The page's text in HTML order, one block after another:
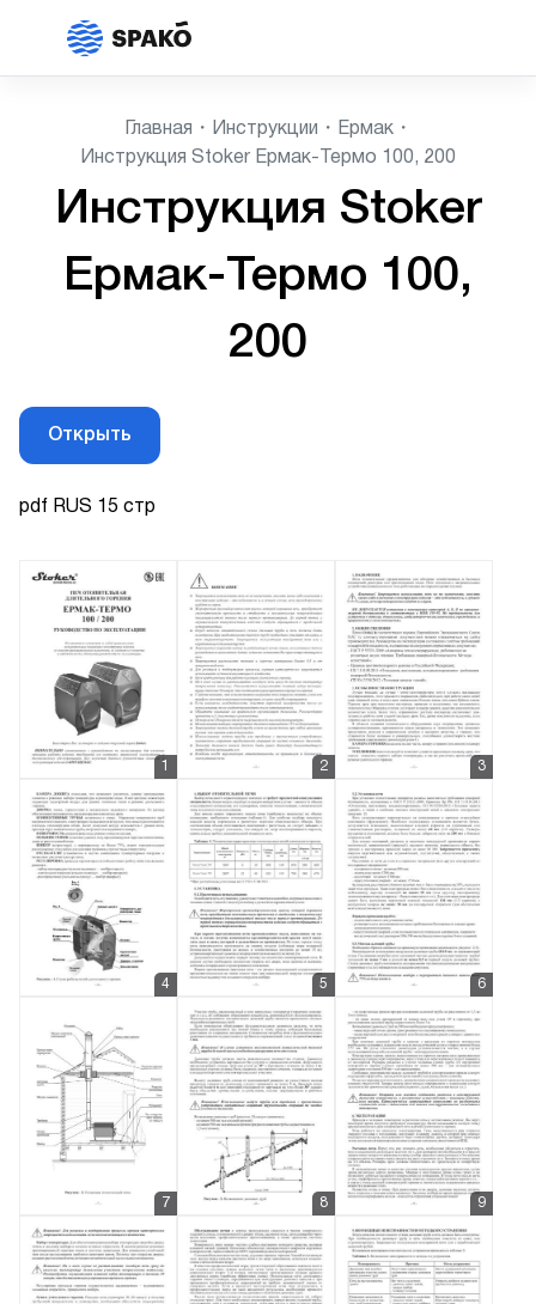
Главная Инструкции
Ермак
Инструкция Stoker Ермак-Термо 100, 200
Инструкция Stoker
Ермак-Термо 100,
200
Открыть
pdf RUS 15 стр